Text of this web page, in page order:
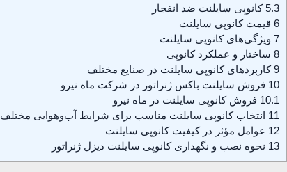
5.3کانوپی سایلنت ضد انفجار
6 قیمت کانوپی سایلنت
7 ویژگی‌های کانوپی سایلنت
8 ساختار و عملکرد کانوپی
9کاربردهای کانوپی سایلنت در صنایع مختلف
10 فروش سایلنت باکس ژنراتور در شرکت ماه نیرو
10.1 فروش کانوپی سایلنت در ماه نیرو
11 انتخاب کانوپی سایلنت مناسب برای شرایط آب‌وهوایی مختلف
12 عوامل مؤثر در کیفیت کانوپی سایلنت
13 نحوه نصب و نگهداری کانوپی سایلنت دیزل ژنراتور